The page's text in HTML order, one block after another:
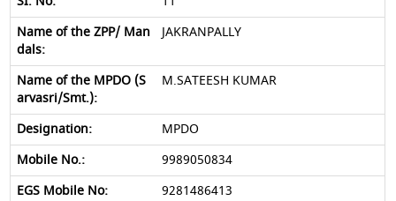
JAKRANPALLY
M.SATEESH KUMAR
MPDO
9989050834
9281486413